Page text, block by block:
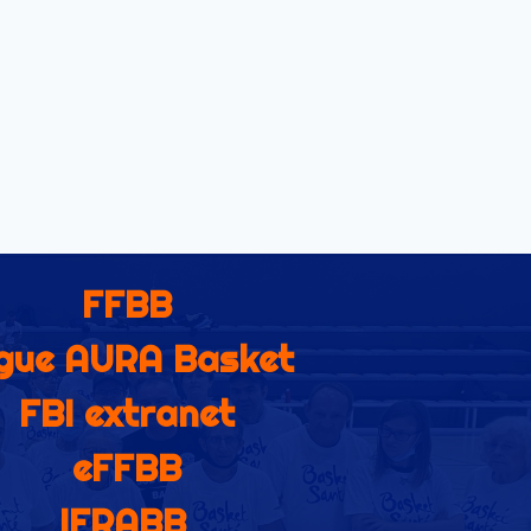
FFBB
AURA Basket
FBI extranet
eFFBB